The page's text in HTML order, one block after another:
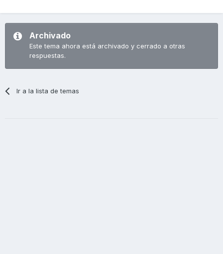
Archivado
Este tema ahora está archivado y cerrado a otras
respuestas.
Ir a la lista de temas